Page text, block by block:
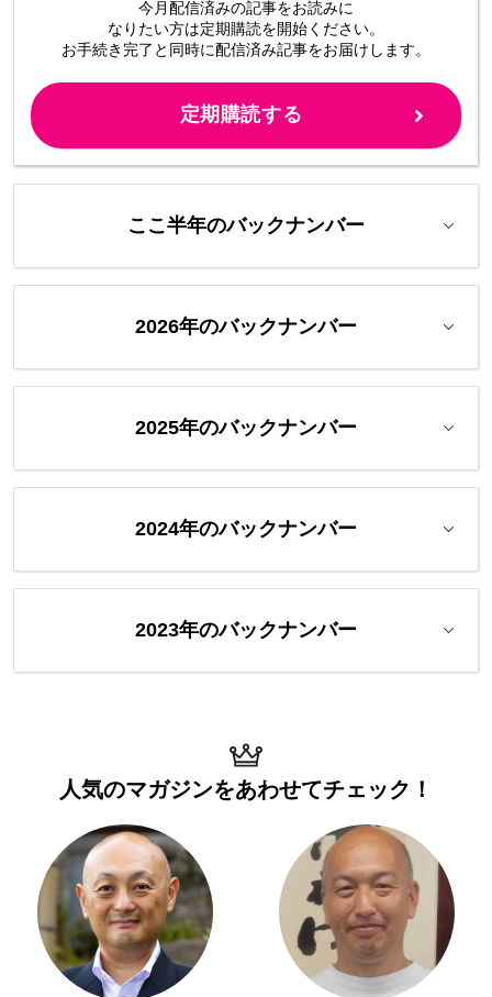
今月配信済みの記事をお読みに
なりたい方は定期購読を開始ください。
お手続き完了と同時に配信済み記事をお届けします。
定期購読する
ここ半年のバックナンバー
2026年のバックナンバー
2025年のバックナンバー
2024年のバックナンバー
2023年のバックナンバー
人気のマガジンをあわせてチェック！